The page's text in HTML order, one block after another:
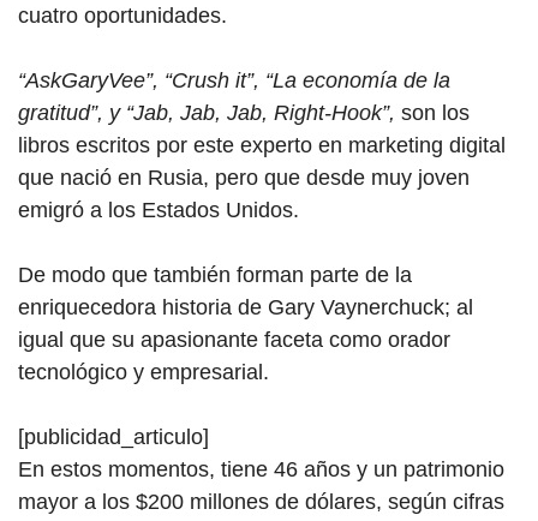
cuatro oportunidades.
“AskGaryVee”, “Crush it”, “La economía de la
gratitud”, y “Jab, Jab, Jab, Right-Hook”, son los
libros escritos por este experto en marketing digital
que nació en Rusia, pero que desde muy joven
emigró a los Estados Unidos.
De modo que también forman parte de la
enriquecedora historia de Gary Vaynerchuck; al
igual que su apasionante faceta como orador
tecnológico y empresarial.
[publicidad_articulo]
En estos momentos, tiene 46 años y un patrimonio
mayor a los $200 millones de dólares, según cifras